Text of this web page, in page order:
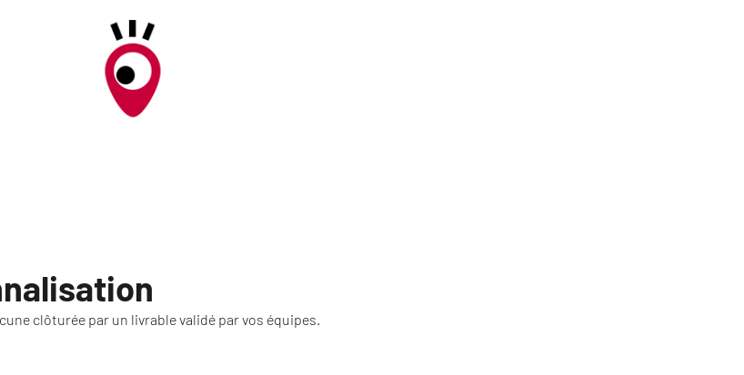
clôturée par un livrable validé par vos équipes.